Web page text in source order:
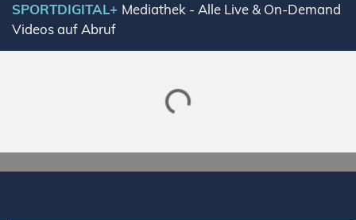
SPORTDIGITAL+ Mediathek - Alle Live & On-Demand
Videos auf Abruf
Lade SPORTDIGITAL+ Mediathek